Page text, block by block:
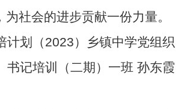
社会的进步贡献一份力量。
计划（2023）乡镇中学党组织
书记培训（二期）一班 孙东霞